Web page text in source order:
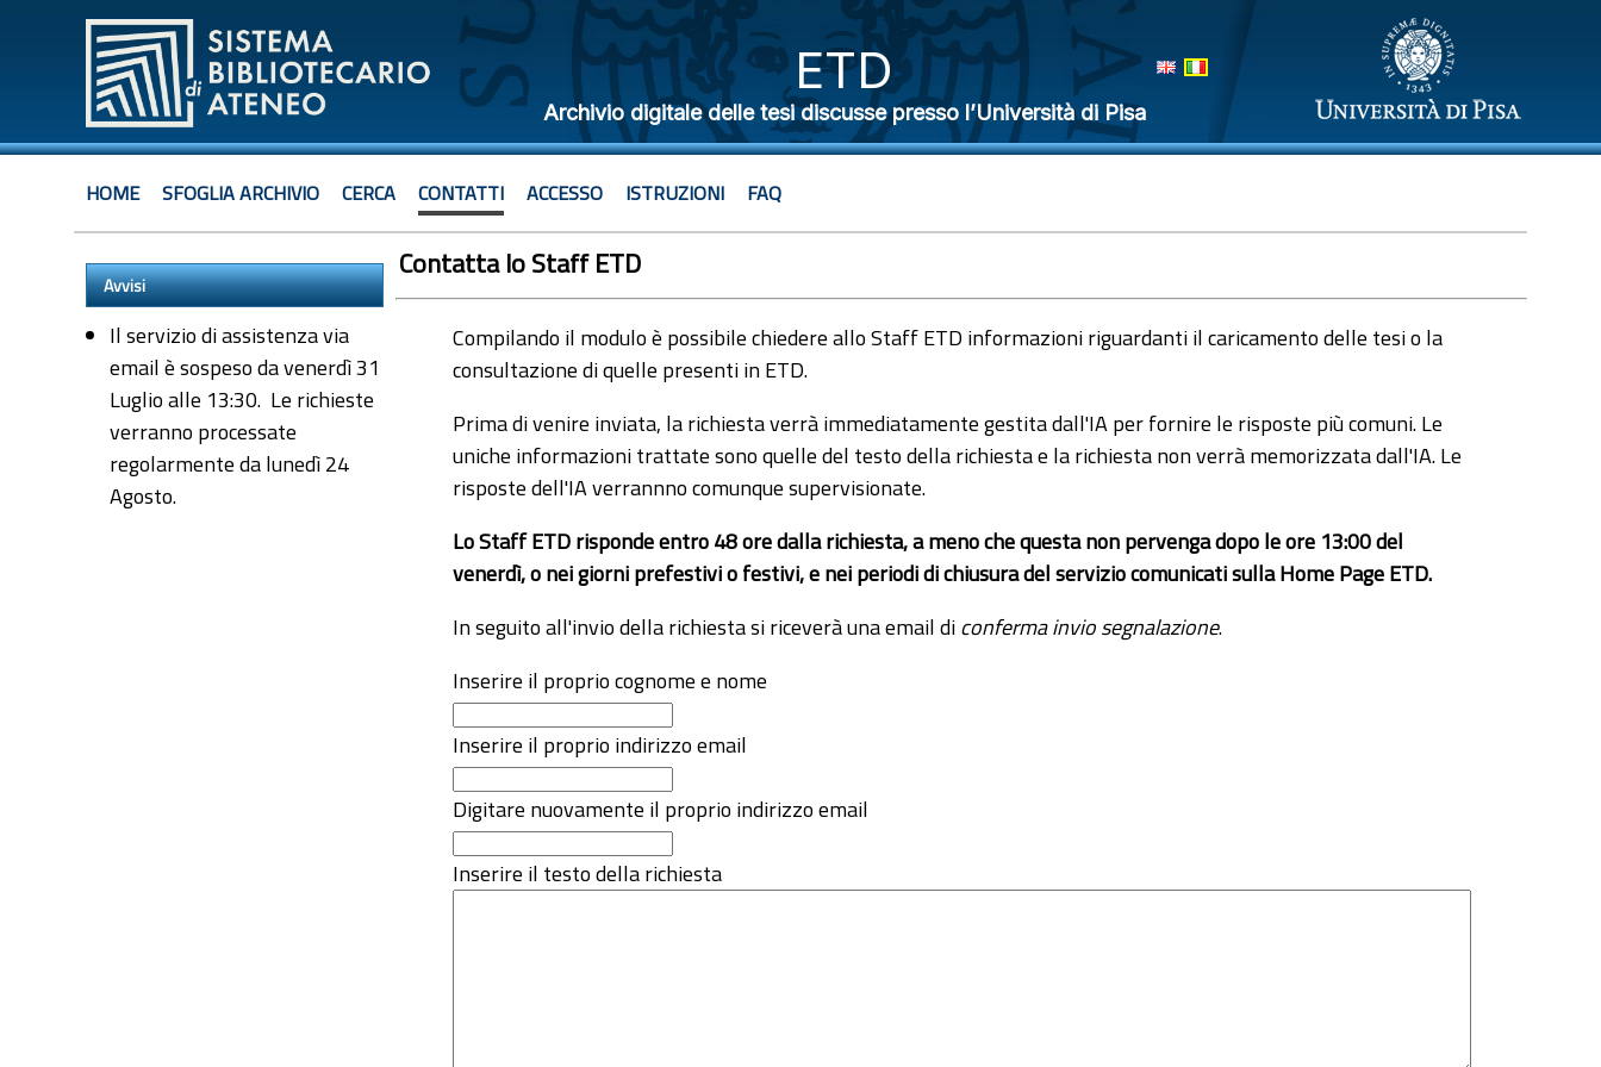
ETD
Archivio digitale delle tesi discusse presso l’Università di Pisa
HOME SFOGLIA ARCHIVIO CERCA CONTATTI ACCESSO ISTRUZIONI FAQ
Avvisi
Il servizio di assistenza via
email è sospeso da venerdì 31
Luglio alle 13:30. Le richieste
verranno processate
regolarmente da lunedì 24
Agosto.
Contatta lo Staff ETD
Compilando il modulo è possibile chiedere allo Staff ETD informazioni riguardanti il caricamento delle tesi o la
consultazione di quelle presenti in ETD.
Prima di venire inviata, la richiesta verrà immediatamente gestita dall'IA per fornire le risposte più comuni. Le
uniche informazioni trattate sono quelle del testo della richiesta e la richiesta non verrà memorizzata dall'IA. Le
risposte dell'IA verrannno comunque supervisionate.
Lo Staff ETD risponde entro 48 ore dalla richiesta, a meno che questa non pervenga dopo le ore 13:00 del
venerdì, o nei giorni prefestivi o festivi, e nei periodi di chiusura del servizio comunicati sulla Home Page ETD.
In seguito all'invio della richiesta si riceverà una email diconferma invio segnalazione.
Inserire il proprio cognome e nome
Inserire il proprio indirizzo email
Digitare nuovamente il proprio indirizzo email
Inserire il testo della richiesta